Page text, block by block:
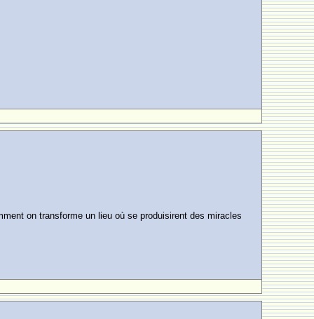
on transforme un lieu où se produisirent des miracles